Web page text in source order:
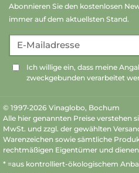
Abonnieren Sie den kostenlosen
immer auf dem aktuellsten Stand.
E-Mailadresse
Ich willige ein, dass meine
zweckgebunden verarbeitet
© 1997-2026 Vinaglobo, Bochum
Alle hier genannten Preise verstehen
MwSt. und zzgl. der gewählten
Warenzeichen sowie sämtliche
rechtmäßigen Eigentümer und
* =aus kontrolliert-ökologischem